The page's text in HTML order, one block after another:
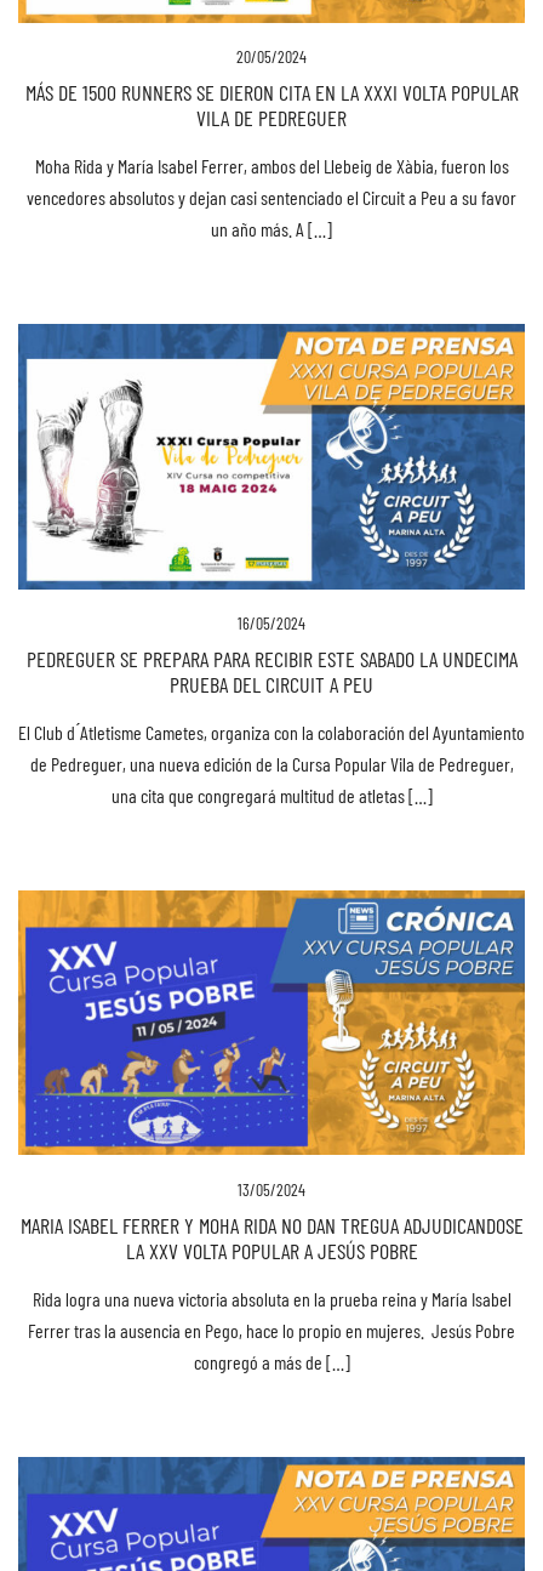
20/05/2024
MÁS DE 1500 RUNNERS SE DIERON CITA EN LA XXXI VOLTA POPULAR
VILA DE PEDREGUER
Moha Rida y María Isabel Ferrer, ambos del Llebeig de Xàbia, fueron los
vencedores absolutos y dejan casi sentenciado el Circuit a Peu a su favor
un año más. A […]
16/05/2024
PEDREGUER SE PREPARA PARA RECIBIR ESTE SABADO LA UNDECIMA
PRUEBA DEL CIRCUIT A PEU
El Club d ́Atletisme Cametes, organiza con la colaboración del Ayuntamiento
de Pedreguer, una nueva edición de la Cursa Popular Vila de Pedreguer,
una cita que congregará multitud de atletas […]
13/05/2024
MARIA ISABEL FERRER Y MOHA RIDA NO DAN TREGUA ADJUDICANDOSE
LA XXV VOLTA POPULAR A JESÚS POBRE
Rida logra una nueva victoria absoluta en la prueba reina y María Isabel
Ferrer tras la ausencia en Pego, hace lo propio en mujeres. Jesús Pobre
congregó a más de […]